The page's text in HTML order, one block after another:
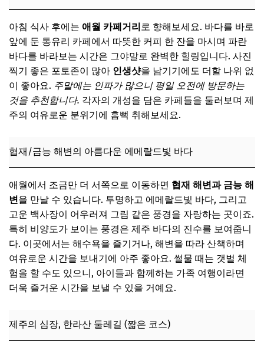
아침 식사 후에는 애월 카페거리 로 향해보세요. 바다를 바로
앞에 둔 통유리 카페에서 따뜻한 커피 한 잔을 마시며 파란
바다를 바라보는 시간은 그야말로 완벽한 힐링입니다. 사진
찍기 좋은 포토존이 많아 인생샷을 남기기에도 더할 나위 없
이 좋아요. 주말에는 인파가 많으니 평일 오전에 방문하는
것을 추천합니다. 각자의 개성을 담은 카페들을 둘러보며 제
주의 여유로운 분위기에 흠뻑 취해보세요.
협재/금능 해변의 아름다운 에메랄드빛 바다
애월에서 조금만 더 서쪽으로 이동하면 협재 해변과 금능 해
변을 만날 수 있습니다. 투명하고 에메랄드빛 바다, 그리고
고운 백사장이 어우러져 그림 같은 풍경을 자랑하는 곳이죠.
특히 비양도가 보이는 풍경은 제주 바다의 진수를 보여줍니
다. 이곳에서는 해수욕을 즐기거나, 해변을 따라 산책하며
여유로운 시간을 보내기에 아주 좋아요. 썰물 때는 갯벌 체
험을 할 수도 있으니, 아이들과 함께하는 가족 여행이라면
더욱 즐거운 시간을 보낼 수 있을 거예요.
제주의 심장, 한라산 둘레길 (짧은 코스)